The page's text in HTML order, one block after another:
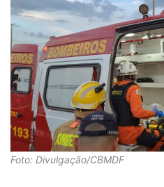
Foto: Divulgação/CBMDF